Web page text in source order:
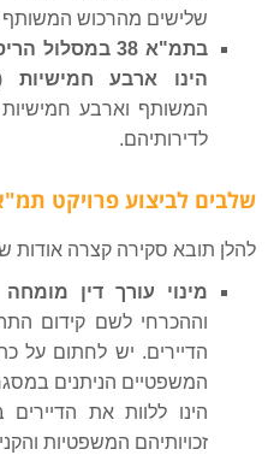
שלישים מהרכוש המשותף
בתמ"א 38
הינו ארבע חמישיות
המשותף וארבע
לדירותיהם.
שלבים לביצוע פרויקט תמ"א
להלן תובא סקירה קצרה אודות
מינוי עורך דין מומחה
וההכרחי לשם קידום
הדיירים. יש לחתום על
המשפטיים הניתנים
הינו ללוות את
זכויותיהם המשפטיות